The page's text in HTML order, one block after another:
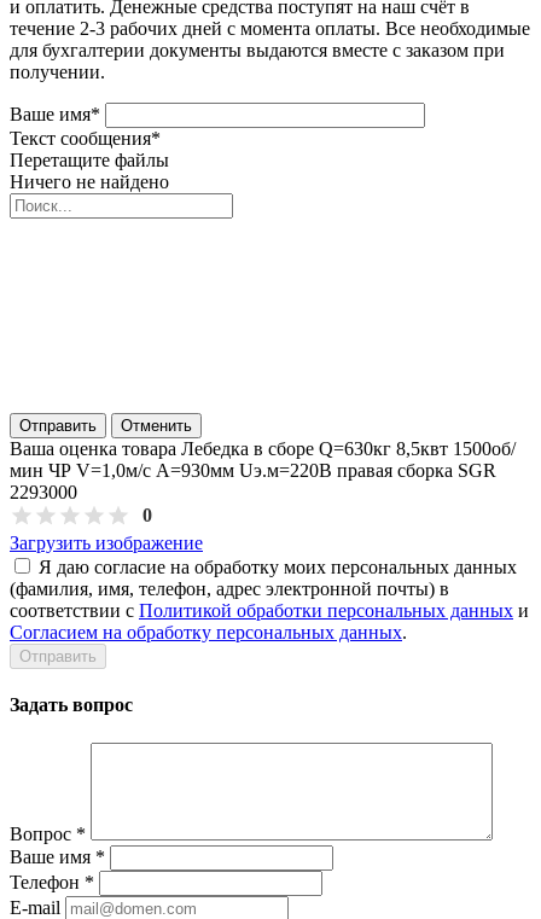
и оплатить. Денежные средства поступят на наш счёт в
течение 2-3 рабочих дней с момента оплаты. Все необходимые
для бухгалтерии документы выдаются вместе с заказом при
получении.
Ваше имя*
Текст сообщения*
Перетащите файлы
Ничего не найдено
Отправить Отменить
Ваша оценка товара Лебедка в сборе Q=630кг 8,5квт 1500об/
мин ЧР V=1,0м/с А=930мм Uэ.м=220В правая сборка SGR
2293000
0
Загрузить изображение
Я даю согласие на обработку моих персональных данных
(фамилия, имя, телефон, адрес электронной почты) в
соответствии с Политикой обработки персональных данных и
Согласием на обработку персональных данных.
Задать вопрос
Вопрос *
Ваше имя *
Телефон *
E-mail